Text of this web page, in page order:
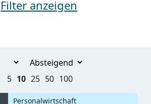
Filter anzeigen
5 10 25 50 100
Personalwirtschaft